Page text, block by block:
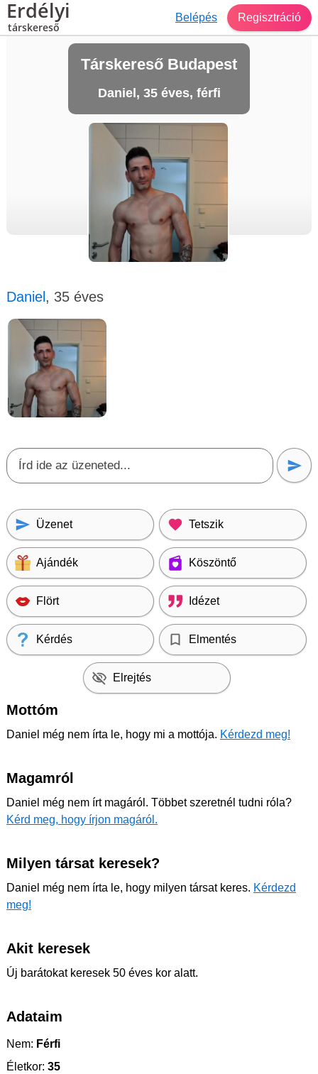
Erdélyi
társkereső
Belépés Regisztráció
Társkereső Budapest
Daniel, 35 éves, férfi
Daniel , 35 éves
Üzenet Tetszik
Ajándék Köszöntő
Flört Idézet
Kérdés Elmentés
Elrejtés
Mottóm
Daniel még nem írta le, hogy mi a mottója. Kérdezd meg!
Magamról
Daniel még nem írt magáról. Többet szeretnél tudni róla?
Kérd meg, hogy írjon magáról.
Milyen társat keresek?
Daniel még nem írta le, hogy milyen társat keres. Kérdezd
meg!
Akit keresek
Új barátokat keresek 50 éves kor alatt.
Adataim
Nem: Férfi
Életkor: 35